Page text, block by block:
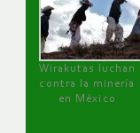
Wirakutas luchan
contra la minería
en México